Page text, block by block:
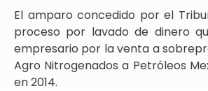
El amparo concedido por el
proceso por lavado de dinero
empresario por la venta a
Agro Nitrogenados a Petróleos
en 2014.